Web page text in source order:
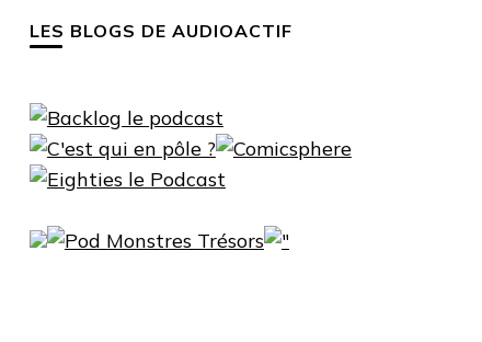
LES BLOGS DE AUDIOACTIF